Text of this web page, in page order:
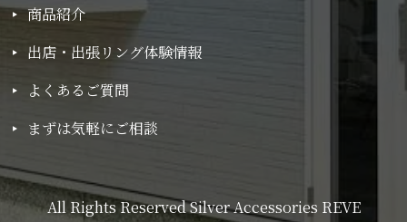
商品紹介
出店・出張リング体験情報
よくあるご質問
まずは気軽にご相談
All Rights Reserved Silver Accessories REVE